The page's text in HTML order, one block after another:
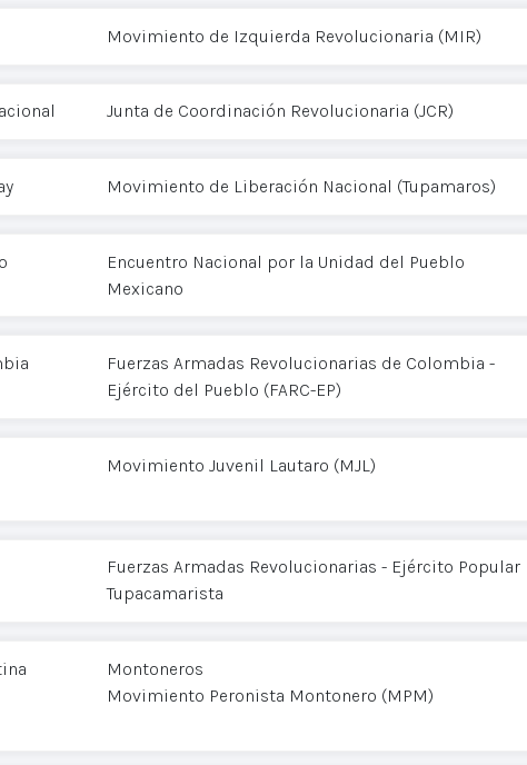
Movimiento de Izquierda Revolucionaria (MIR)
Junta de Coordinación Revolucionaria (JCR)
Movimiento de Liberación Nacional (Tupamaros)
Encuentro Nacional por la Unidad del Pueblo
Mexicano
Fuerzas Armadas Revolucionarias de Colombia -
Ejército del Pueblo (FARC-EP)
Movimiento Juvenil Lautaro (MJL)
Fuerzas Armadas Revolucionarias - Ejército Popular
Tupacamarista
Montoneros
Movimiento Peronista Montonero (MPM)